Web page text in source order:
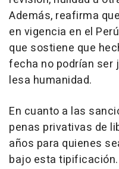
Además, reafirma
en vigencia en el
que sostiene que
fecha no podrían ser
lesa humanidad.
En cuanto a las
penas privativas de
años para quienes
bajo esta tipificación.